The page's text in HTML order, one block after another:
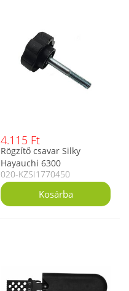
4.115 Ft
Rögzítő csavar Silky
Hayauchi 6300
teleszkópos ágvágóhoz
020-KZSI1770450